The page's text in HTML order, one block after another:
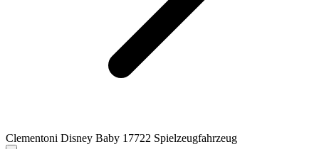
Clementoni Disney Baby 17722 Spielzeugfahrzeug